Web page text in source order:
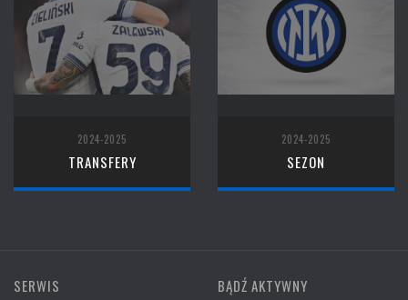
2024-2025
TRANSFERY
2024-2025
SEZON
SERWIS BĄDŹ AKTYWNY